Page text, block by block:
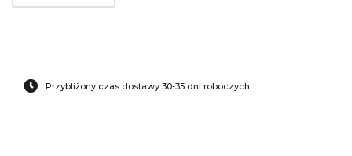
Przybliżony czas dostawy 30-35 dni roboczych